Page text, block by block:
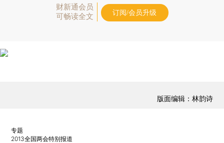
财新通会员
可畅读全文
订阅/会员升级
版面编辑：林韵诗
专题
2013全国两会特别报道